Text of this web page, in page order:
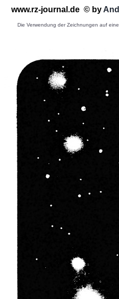
www.rz-journal.de © by
Die Verwendung der Zeichnungen auf